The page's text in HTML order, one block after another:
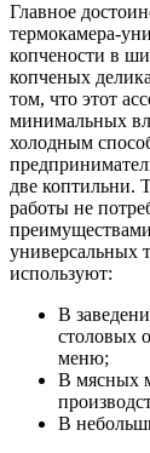
Главное
термокамера-
копчености в
копченых
том, что этот
минимальных
холодным
две коптильни.
работы не
универсальных
используют:
В
столовых
меню;
В мясных
В